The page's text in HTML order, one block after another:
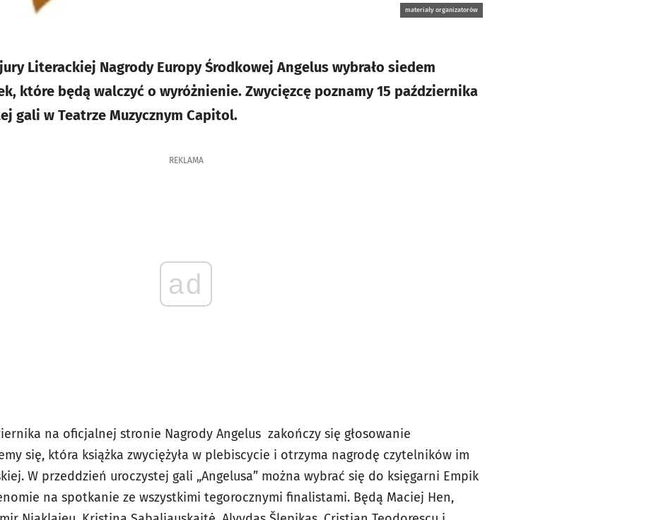
materiały organizatorów
Literackiej Nagrody Europy Środkowej Angelus wybrało siedem
które będą walczyć o wyróżnienie. Zwycięzcę poznamy 15 października
gali w Teatrze Muzycznym Capitol.
REKLAMA
ad
na oficjalnej stronie Nagrody Angelus zakończy się głosowanie
się, która książka zwyciężyła w plebiscycie i otrzyma nagrodę czytelników im
W przeddzień uroczystej gali „Angelusa” można wybrać się do księgarni Empik
na spotkanie ze wszystkimi tegorocznymi finalistami. Będą Maciej Hen,